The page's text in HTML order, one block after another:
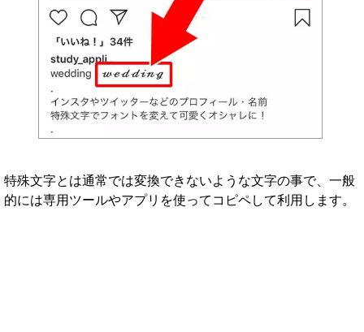
特殊文字とは通常では変換できないような文字の事で、一般
的には専用ツールやアプリを使ってコピペして利用します。